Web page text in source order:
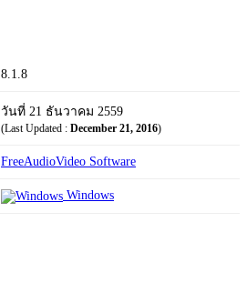
8.1.8
วันที่ 21 ธันวาคม 2559
(Last Updated : December 21, 2016)
FreeAudioVideo Software
Windows